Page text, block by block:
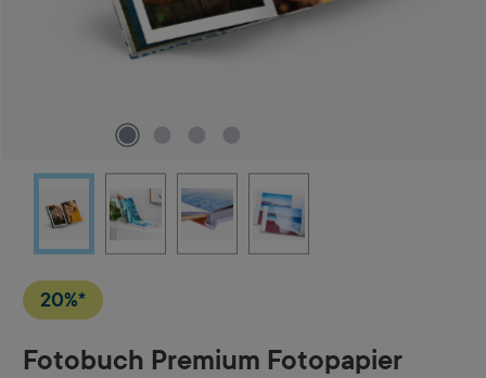
20%*
Fotobuch Premium Fotopapier